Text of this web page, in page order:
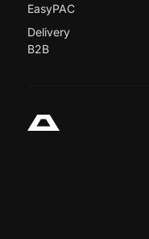
EasyPAC
Delivery
B2B